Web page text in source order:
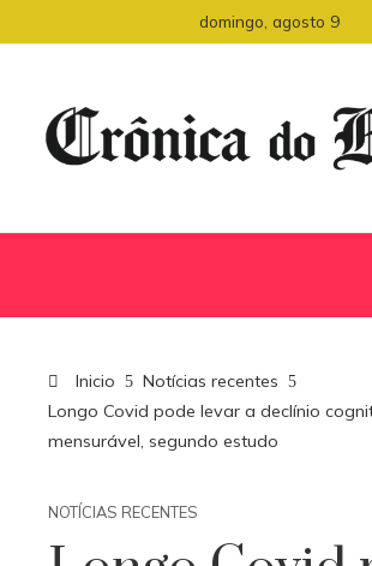
domingo, agosto 9
Inicio
Notícias recentes
Longo Covid pode levar a declínio
mensurável, segundo estudo
NOTÍCIAS RECENTES